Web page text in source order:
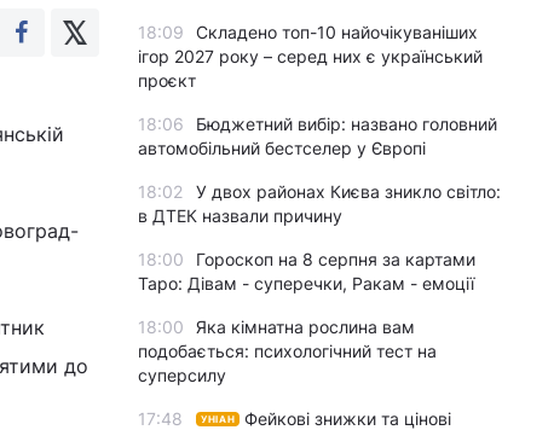
до
18:09
Складено топ-10 найочікуваніших
ігор 2027 року – серед них є український
проєкт
18:06
Бюджетний вибір: названо головний
автомобільний бестселер у Європі
18:02
У двох районах Києва зникло світло:
в ДТЕК назвали причину
18:00
Гороскоп на 8 серпня за картами
Таро: Дівам - суперечки, Ракам - емоції
18:00
Яка кімнатна рослина вам
подобається: психологічний тест на
суперсилу
17:48 УНІАН
Фейкові знижки та цінові